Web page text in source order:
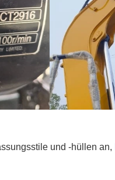
und -hüllen an,